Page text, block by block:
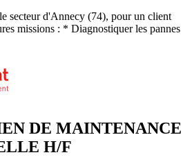
secteur d'Annecy (74), pour un client
missions : * Diagnostiquer les pannes
DE MAINTENANCE
H/F